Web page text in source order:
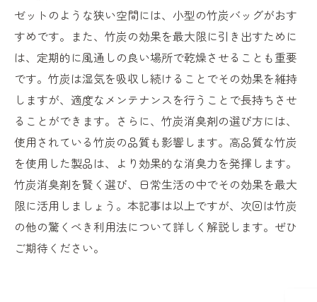
ゼットのような狭い空間には、小型の竹炭バッグがおす
すめです。また、竹炭の効果を最大限に引き出すために
は、定期的に風通しの良い場所で乾燥させることも重要
です。竹炭は湿気を吸収し続けることでその効果を維持
しますが、適度なメンテナンスを行うことで長持ちさせ
ることができます。さらに、竹炭消臭剤の選び方には、
使用されている竹炭の品質も影響します。高品質な竹炭
を使用した製品は、より効果的な消臭力を発揮します。
竹炭消臭剤を賢く選び、日常生活の中でその効果を最大
限に活用しましょう。本記事は以上ですが、次回は竹炭
の他の驚くべき利用法について詳しく解説します。ぜひ
ご期待ください。